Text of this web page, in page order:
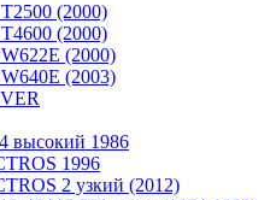
(2000)
(2000)
(2000)
(2003)
высокий 1986
1996
2 узкий (2012)